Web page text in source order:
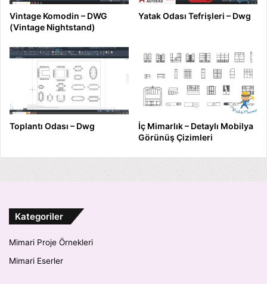
Vintage Komodin – DWG
(Vintage Nightstand)
Yatak Odası Tefrişleri – Dwg
Toplantı Odası – Dwg
İç Mimarlık – Detaylı Mobilya
Görünüş Çizimleri
Kategoriler
Mimari Proje Örnekleri
Mimari Eserler